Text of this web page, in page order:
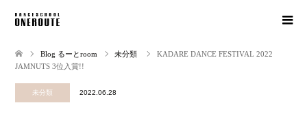
Blog るーとroom 未分類
KADARE DANCE FESTIVAL 2022
JAMNUTS 3位入賞!!
未分類 2022.06.28